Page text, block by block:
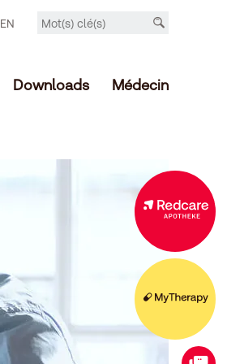
EN
Downloads Médecin
Offre élargie dans la boutique en ligne
Votre compagnon numérique